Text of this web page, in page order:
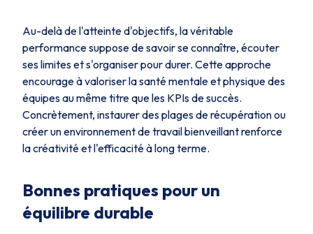
Au-delà de l'atteinte d'objectifs, la véritable
performance suppose de savoir se connaître, écouter
ses limites et s'organiser pour durer. Cette approche
encourage à valoriser la santé mentale et physique des
équipes au même titre que les KPIs de succès.
Concrètement, instaurer des plages de récupération ou
créer un environnement de travail bienveillant renforce
la créativité et l'efficacité à long terme.
Bonnes pratiques pour un
équilibre durable